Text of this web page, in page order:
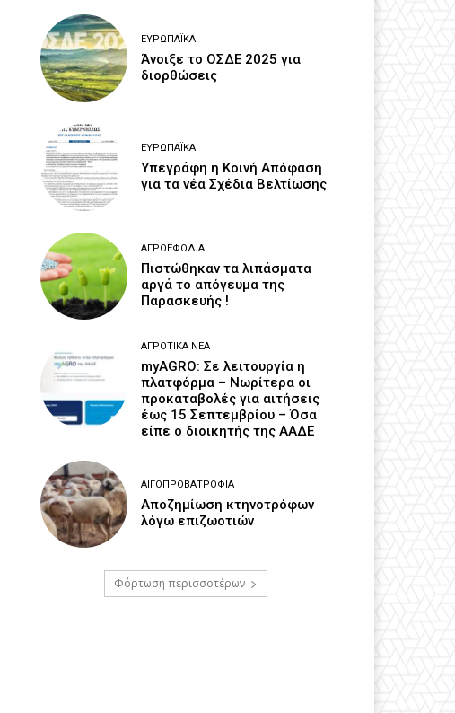
ΕΥΡΩΠΑΪΚΆ
Άνοιξε το ΟΣΔΕ 2025 για
διορθώσεις
ΕΥΡΩΠΑΪΚΆ
Υπεγράφη η Κοινή Απόφαση
για τα νέα Σχέδια Βελτίωσης
ΑΓΡΟΕΦΌΔΙΑ
Πιστώθηκαν τα λιπάσματα
αργά το απόγευμα της
Παρασκευής !
ΑΓΡΟΤΙΚΆ ΝΈΑ
myAGRO: Σε λειτουργία η
πλατφόρμα – Νωρίτερα οι
προκαταβολές για αιτήσεις
έως 15 Σεπτεμβρίου – Όσα
είπε ο διοικητής της ΑΑΔΕ
ΑΙΓΟΠΡΟΒΑΤΡΟΦΊΑ
Αποζημίωση κτηνοτρόφων
λόγω επιζωοτιών
Φόρτωση περισσοτέρων